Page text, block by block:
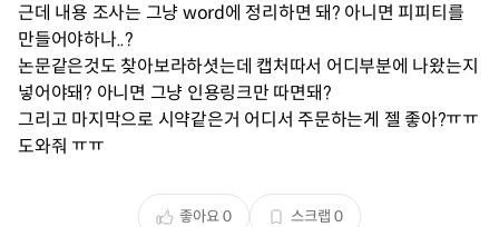
근데 내용 조사는 그냥 word에 정리하면 돼? 아니면 피피티를
만들어야하나..?
논문같은것도 찾아보라하셧는데 캡처따서 어디부분에 나왔는지
넣어야돼? 아니면 그냥 인용링크만 따면돼?
그리고 마지막으로 시약같은거 어디서 주문하는게 젤 좋아?ㅠㅠ
도와줘 ㅠㅠ
좋아요0 스크랩 0